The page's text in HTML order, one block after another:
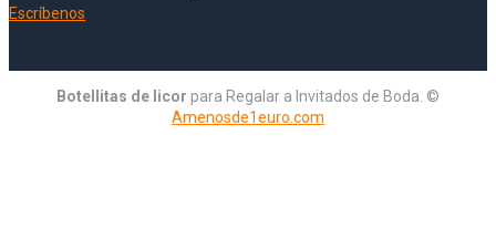
Escríbenos
Botellitas de licor para Regalar a Invitados de Boda. ©
Amenosde1euro.com